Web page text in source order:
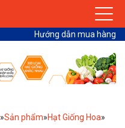
Hướng dẫn mua hàng
»Sản phẩm»Hạt Giống Hoa»